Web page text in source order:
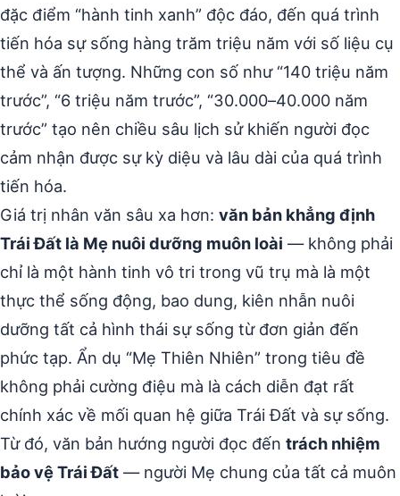
đặc điểm “hành tinh xanh” độc đáo, đến quá trình
tiến hóa sự sống hàng trăm triệu năm với số liệu cụ
thể và ấn tượng. Những con số như “140 triệu năm
trước”, “6 triệu năm trước”, “30.000–40.000 năm
trước” tạo nên chiều sâu lịch sử khiến người đọc
cảm nhận được sự kỳ diệu và lâu dài của quá trình
tiến hóa.
Giá trị nhân văn sâu xa hơn: văn bản khẳng định
Trái Đất là Mẹ nuôi dưỡng muôn loài — không phải
chỉ là một hành tinh vô tri trong vũ trụ mà là một
thực thể sống động, bao dung, kiên nhẫn nuôi
dưỡng tất cả hình thái sự sống từ đơn giản đến
phức tạp. Ẩn dụ “Mẹ Thiên Nhiên” trong tiêu đề
không phải cường điệu mà là cách diễn đạt rất
chính xác về mối quan hệ giữa Trái Đất và sự sống.
Từ đó, văn bản hướng người đọc đến trách nhiệm
bảo vệ Trái Đất — người Mẹ chung của tất cả muôn